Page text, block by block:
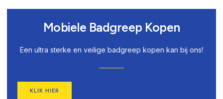
Mobiele Badgreep Kopen
Een ultra sterke en veilige badgreep kopen kan bij ons!
KLIK HIER